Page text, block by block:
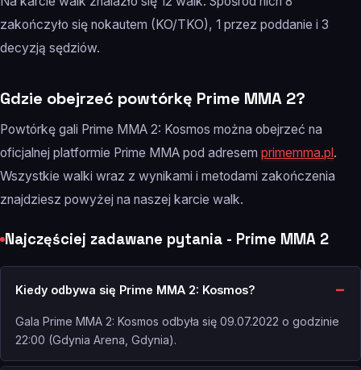
zakończyło się nokautem (KO/TKO), 1 przez poddanie i 3
decyzją sędziów.
Gdzie obejrzeć powtórkę Prime MMA 2?
Powtórkę gali Prime MMA 2: Kosmos można obejrzeć na
oficjalnej platformie Prime MMA pod adresem primemma.pl .
Wszystkie walki wraz z wynikami i metodami zakończenia
znajdziesz powyżej na naszej karcie walk.
Najczęściej zadawane pytania - Prime MMA 2
Kiedy odbywa się Prime MMA 2: Kosmos?
Gala Prime MMA 2: Kosmos odbyła się 09.07.2022 o godzinie
22:00 (Gdynia Arena, Gdynia).